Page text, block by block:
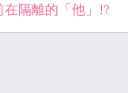
隔離的「他」!?